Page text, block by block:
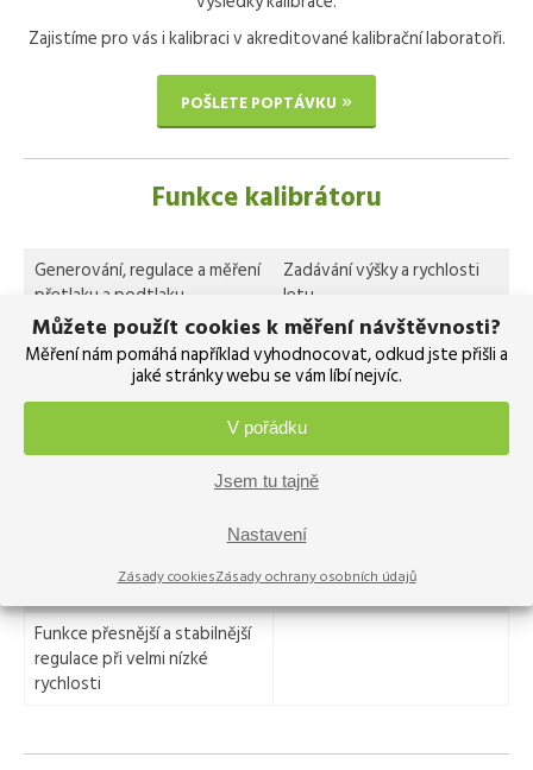
Můžete použít cookies k měření návštěvnosti?
Měření nám pomáhá například vyhodnocovat, odkud jste přišli a
jaké stránky webu se vám líbí nejvíc.
V pořádku
Jsem tu tajně
Nastavení
Zásady cookiesZásady ochrany osobních údajů
Zajistíme pro vás i kalibraci v akreditované kalibrační laboratoři.
POŠLETE POPTÁVKU
Funkce kalibrátoru
Generování, regulace a měření
přetlaku a podtlaku
Zadávání výšky a rychlosti
letu
Automatická kontrola
Zadávání statického,
dynamického (QC) a
celkového tlaku
Regulované odvzdušnění do
okolní atmosféry
Zadávání rychlosti změny
výšky a změny rychlosti
Generování EPR (kompresní
Přepínání TAS / IAS, teplotní
korekce TAS
Korekce výškové odlehlosti
Funkce přesnější a stabilnější
regulace při velmi nízké
rychlosti